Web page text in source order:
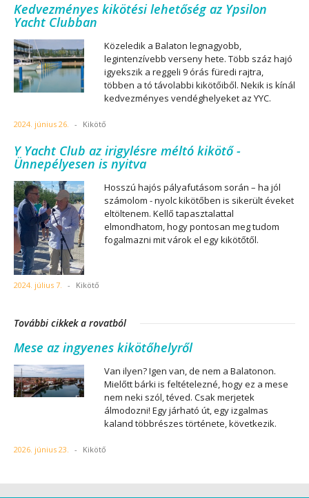
Kedvezményes kikötési lehetőség az Ypsilon
Yacht Clubban
Közeledik a Balaton legnagyobb,
legintenzívebb verseny hete. Több száz hajó
igyekszik a reggeli 9 órás füredi rajtra,
többen a tó távolabbi kikötőiből. Nekik is kínál
kedvezményes vendéghelyeket az YYC.
2024. június 26. - Kikötő
Y Yacht Club az irigylésre méltó kikötő -
Ünnepélyesen is nyitva
Hosszú hajós pályafutásom során – ha jól
számolom - nyolc kikötőben is sikerült éveket
eltöltenem. Kellő tapasztalattal
elmondhatom, hogy pontosan meg tudom
fogalmazni mit várok el egy kikötőtől.
2024. július 7. - Kikötő
További cikkek a rovatból
Mese az ingyenes kikötőhelyről
Van ilyen? Igen van, de nem a Balatonon.
Mielőtt bárki is feltételezné, hogy ez a mese
nem neki szól, téved. Csak merjetek
álmodozni! Egy járható út, egy izgalmas
kaland többrészes története, következik.
2026. június 23. - Kikötő